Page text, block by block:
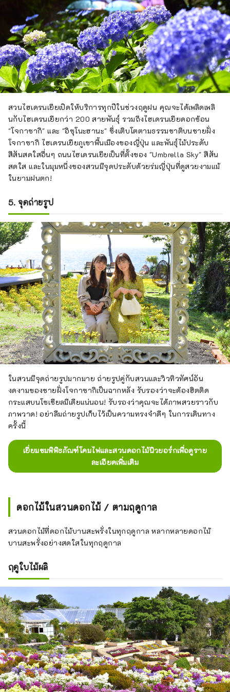
สวนไฮเดรนเยียเปิดให้บริการทุกปีในช่วงฤดูฝน คุณจะได้เพลิดเพลิ
นกับไฮเดรนเยียกว่า 200 สายพันธุ์ รวมถึงไฮเดรนเยียดอกซ้อน
"โจกาซากิ" และ "อิซุโนะฮานะ" ซึ่งเติบโตตามธรรมชาติบนชายฝั่ง
โจกาซากิ ไฮเดรนเยียภูเขาพื้นเมืองของญี่ปุ่น และพันธุ์ไม้ประดับ
สีสันสดใสอื่นๆ ถนนไฮเดรนเยียเป็นที่ตั้งของ "Umbrella Sky" สีสัน
สดใส และในมุมหนึ่งของสวนมีจุดประดับด้วยร่มญี่ปุ่นที่ดูสวยงามแม้
ในยามฝนตก!
5. จุดถ่ายรูป
ในสวนมีจุดถ่ายรูปมากมาย ถ่ายรูปคู่กับสวนและวิวทิวทัศน์อัน
งดงามของชายฝั่งโจกาซากิเป็นฉากหลัง รับรองว่าจะต้องฮิตติด
กระแสบนโซเชียลมีเดียแน่นอน! รับรองว่าคุณจะได้ภาพสวยราวกับ
ภาพวาด! อย่าลืมถ่ายรูปเก็บไว้เป็นความทรงจำดีๆ ในการเดินทาง
ครั้งนี้
เยี่ยมชมพิพิธภัณฑ์โคมไฟและสวนดอกไม้นิวยอร์กเพื่อดูราย
ละเอียดเพิ่มเติม
ดอกไม้ในสวนดอกไม้ / ตามฤดูกาล
สวนดอกไม้ที่ดอกไม้บานสะพรั่งในทุกฤดูกาล หลากหลายดอกไม้
บานสะพรั่งอย่างสดใสในทุกฤดูกาล
ฤดูใบไม้ผลิ